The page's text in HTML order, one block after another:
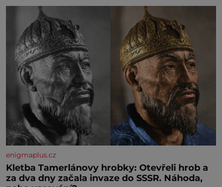
enigmaplus.cz
Kletba Tamerlánovy hrobky: Otevřeli hrob a
za dva dny začala invaze do SSSR. Náhoda,